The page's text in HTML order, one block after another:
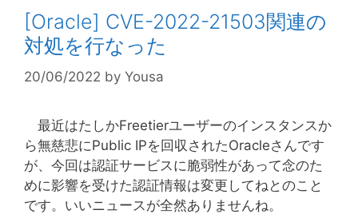
[Oracle] CVE-2022-21503関連の
対処を行なった
20/06/2022 by Yousa
最近はたしかFreetierユーザーのインスタンスか
ら無慈悲にPublic IPを回収されたOracleさんです
が、今回は認証サービスに脆弱性があって念のた
めに影響を受けた認証情報は変更してねとのこと
です。いいニュースが全然ありませんね。